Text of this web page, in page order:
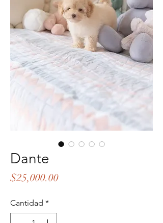
Dante
$25,000.00Precio
Cantidad *